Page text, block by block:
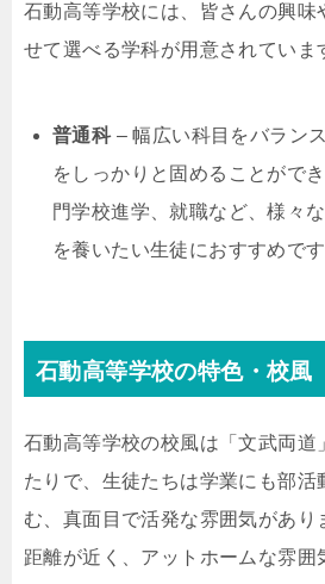
石動高等学校には、皆さんの興味
せて選べる学科が用意されていま
普通科– 幅広い科目をバラン
をしっかりと固めることがで
門学校進学、就職など、様々
を養いたい生徒におすすめです
石動高等学校の特色・校風
石動高等学校の校風は「文武両道
たりで、生徒たちは学業にも部活
む、真面目で活発な雰囲気があり
距離が近く、アットホームな雰囲